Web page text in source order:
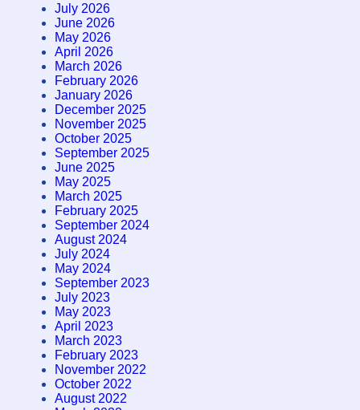
July 2026
June 2026
May 2026
April 2026
March 2026
February 2026
January 2026
December 2025
November 2025
October 2025
September 2025
June 2025
May 2025
March 2025
February 2025
September 2024
August 2024
July 2024
May 2024
September 2023
July 2023
May 2023
April 2023
March 2023
February 2023
November 2022
October 2022
August 2022